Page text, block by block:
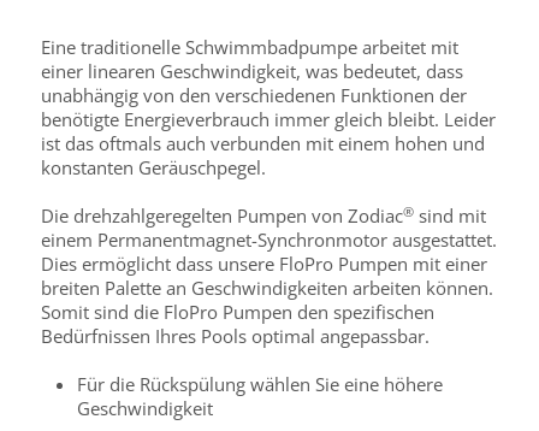
Eine traditionelle Schwimmbadpumpe arbeitet mit
einer linearen Geschwindigkeit, was bedeutet, dass
unabhängig von den verschiedenen Funktionen der
benötigte Energieverbrauch immer gleich bleibt. Leider
ist das oftmals auch verbunden mit einem hohen und
konstanten Geräuschpegel.
Die drehzahlgeregelten Pumpen von Zodiac®sind mit
einem Permanentmagnet-Synchronmotor ausgestattet.
Dies ermöglicht dass unsere FloPro Pumpen mit einer
breiten Palette an Geschwindigkeiten arbeiten können.
Somit sind die FloPro Pumpen den spezifischen
Bedürfnissen Ihres Pools optimal angepassbar.
Für die Rückspülung wählen Sie eine höhere
Geschwindigkeit